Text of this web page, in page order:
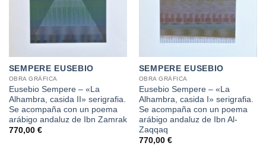
SEMPERE EUSEBIO
OBRA GRÁFICA
Eusebio Sempere – «La
Alhambra, casida II» serigrafia.
Se acompaña con un poema
arábigo andaluz de Ibn Zamrak
770,00 €
SEMPERE EUSEBIO
OBRA GRÁFICA
Eusebio Sempere – «La
Alhambra, casida I» serigrafia.
Se acompaña con un poema
arábigo andaluz de Ibn Al-
Zaqqaq
770,00 €